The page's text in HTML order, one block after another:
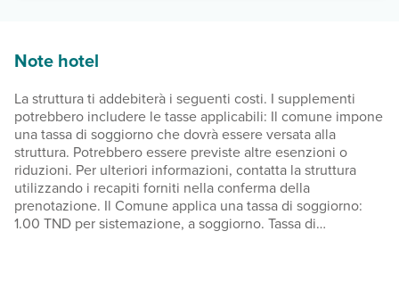
Note hotel
La struttura ti addebiterà i seguenti costi. I supplementi
potrebbero includere le tasse applicabili: Il comune impone
una tassa di soggiorno che dovrà essere versata alla
struttura. Potrebbero essere previste altre esenzioni o
riduzioni. Per ulteriori informazioni, contatta la struttura
utilizzando i recapiti forniti nella conferma della
prenotazione. Il Comune applica una tassa di soggiorno:
1.00 TND per sistemazione, a soggiorno. Tassa di